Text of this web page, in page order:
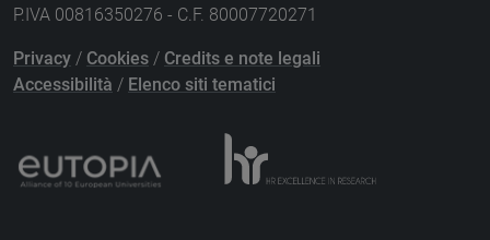
P.IVA 00816350276 - C.F. 80007720271
Privacy / Cookies / Credits e note legali
Accessibilità / Elenco siti tematici